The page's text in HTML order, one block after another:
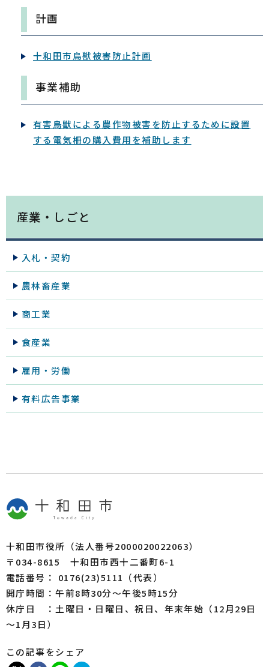
計画
十和田市鳥獣被害防止計画
事業補助
有害鳥獣による農作物被害を防止するために設置
する電気柵の購入費用を補助します
産業・しごと
入札・契約
農林畜産業
商工業
食産業
雇用・労働
有料広告事業
十和田市役所（法人番号2000020022063）
〒034-8615 十和田市西十二番町6-1
電話番号： 0176(23)5111（代表）
開庁時間：午前8時30分～午後5時15分
休庁日 ：土曜日・日曜日、祝日、年末年始（12月29日
～1月3日）
この記事をシェア